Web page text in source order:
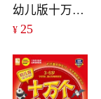
幼儿版十万个为什么：虫虫的天地
¥ 25